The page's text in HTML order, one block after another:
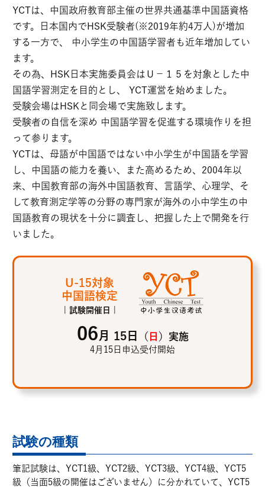
YCTは、中国政府教育部主催の世界共通基準中国語資格
です。日本国内でHSK受験者(※2019年約4万人)が増加
する一方で、 中小学生の中国語学習者も近年増加してい
ます。
その為、HSK日本実施委員会はＵ－１５を対象とした中
国語学習測定を目的とし、 YCT運営を始めました。
受験会場はHSKと同会場で実施致します。
受験者の自信を深め 中国語学習を促進する環境作りを担
って参ります。
YCTは、母語が中国語ではない中小学生が中国語を学習
し、中国語の能力を養い、また高めるため、2004年以
来、中国教育部の海外中国語教育、言語学、心理学、そ
して教育測定学等の分野の専門家が海外の小中学生の中
国語教育の現状を十分に調査し、把握した上で開発を行
いました。
U-15対象
中国語検定
| 試験開催日 |
06 月 15日 （ 日 ）実施
4月15日申込受付開始
試験の種類
筆記試験は、YCT1級、YCT2級、YCT3級、YCT4級、YCT5
級（当面5級の開催はございません）に分かれていて、YCT5